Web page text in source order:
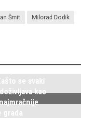
Šmit Milorad Dodik
se svaki
kao
grada